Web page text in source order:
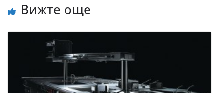
Вижте още